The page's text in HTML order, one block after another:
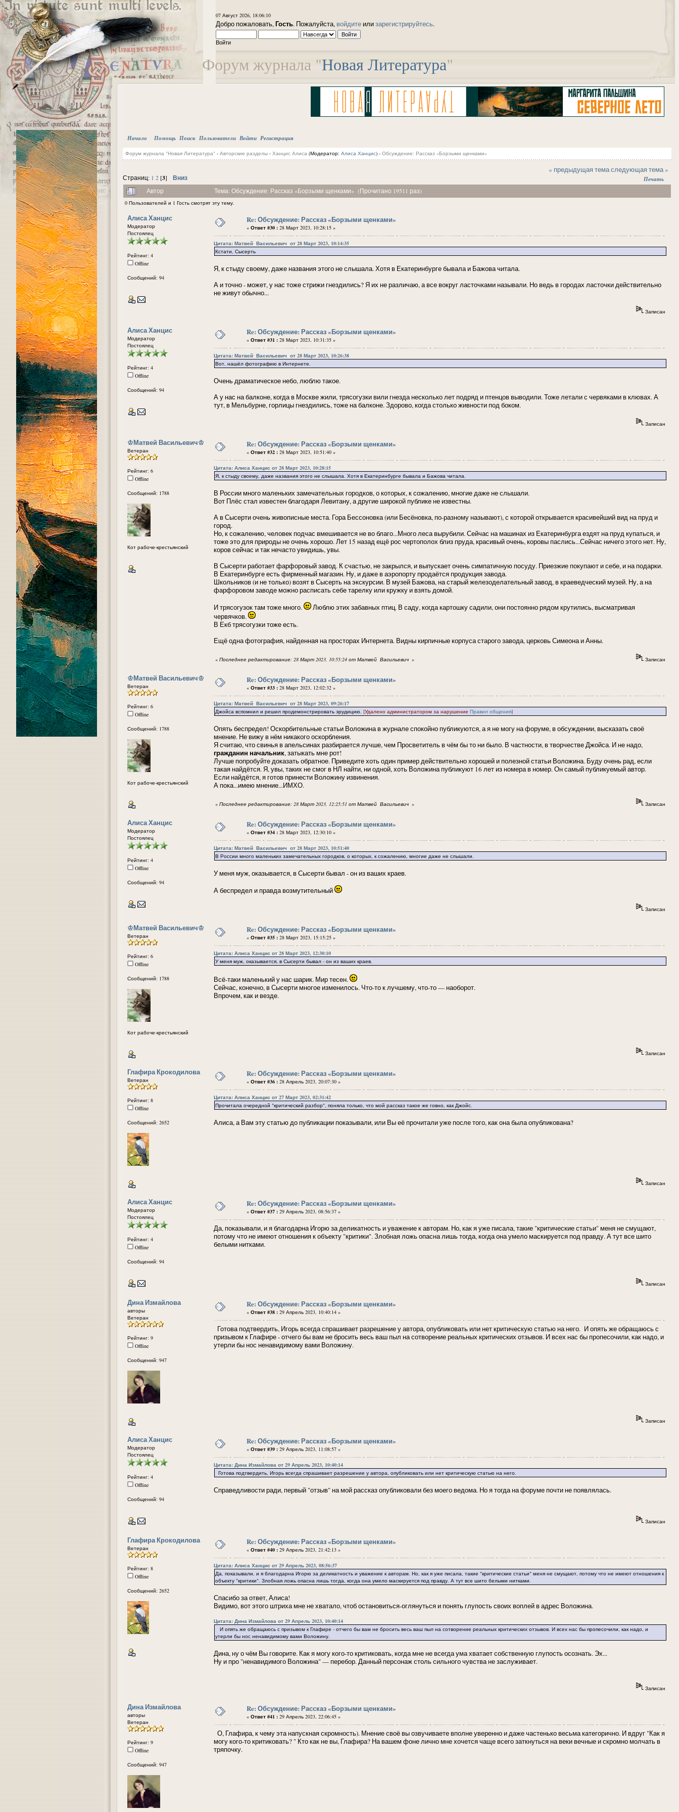
Форум журнала "Новая Литература"
07 Август 2026, 18:06:10
Добро пожаловать,Гость. Пожалуйста, войдите илизарегистрируйтесь.
Войти
Начало Помощь Поиск Пользователи Войти Регистрация
Форум журнала "Новая Литература"- Авторские разделы- Ханцис Алиса(Модератор: Алиса Ханцис) - Обсуждение: Рассказ «Борзыми щенками»
Страниц: 1 2 [3] Вниз
« предыдущая темаследующая тема »
Печать
Автор Тема: Обсуждение: Рассказ «Борзыми щенками» (Прочитано 19511 раз)
0 Пользователей и 1 Гость смотрят эту тему.
Алиса Ханцис
Модератор
Постоялец
Рейтинг: 4
Offline
Сообщений: 94
Re: Обсуждение: Рассказ «Борзыми щенками»
« Ответ #30 : 28 Март 2023, 10:28:15 »
Цитата: Матвей ᠌ ᠌Васильевич ᠌ от 28 Март 2023, 10:14:35
Кстати, Сысерть
Я, к стыду своему, даже названия этого не слышала. Хотя в Екатеринбурге бывала и Бажова читала.
А и точно - может, у нас тоже стрижи гнездились? Я их не различаю, а все вокруг ласточками называли. Но ведь в городах ласточки действительно
не живут обычно...
Записан
Алиса Ханцис
Модератор
Постоялец
Рейтинг: 4
Offline
Сообщений: 94
Re: Обсуждение: Рассказ «Борзыми щенками»
« Ответ #31 : 28 Март 2023, 10:31:35 »
Цитата: Матвей ᠌ ᠌Васильевич ᠌ от 28 Март 2023, 10:26:38
Вот, нашёл фотографию в Интернете.
Очень драматическое небо, люблю такое.
А у нас на балконе, когда в Москве жили, трясогузки вили гнезда несколько лет подряд и птенцов выводили. Тоже летали с червяками в клювах. А
тут, в Мельбурне, горлицы гнездились, тоже на балконе. Здорово, когда столько живности под боком.
Записан
᠌♔Матвей Васильевич♔
Ветеран
Рейтинг: 6
Offline
Сообщений: 1788
Кот рабоче-крестьянский
Re: Обсуждение: Рассказ «Борзыми щенками»
« Ответ #32 : 28 Март 2023, 10:51:40 »
Цитата: Алиса Ханцис от 28 Март 2023, 10:28:15
Я, к стыду своему, даже названия этого не слышала. Хотя в Екатеринбурге бывала и Бажова читала.
В России много маленьких замечательных городков, о которых, к сожалению, многие даже не слышали.
Вот Плёс стал известен благодаря Левитану, а другие широкой публике не известны.
А в Сысерти очень живописные места. Гора Бессоновка (или Бесёновка, по-разному называют), с которой открывается красивейший вид на пруд и
город.
Но, к сожалению, человек подчас вмешивается не во благо...Много леса вырубили. Сейчас на машинах из Екатеринбурга ездят на пруд купаться, и
тоже это для природы не очень хорошо. Лет 15 назад ещё рос чертополох близ пруда, красивый очень, коровы паслись...Сейчас ничего этого нет. Ну,
коров сейчас и так нечасто увидишь, увы.
В Сысерти работает фарфоровый завод. К счастью, не закрылся, и выпускает очень симпатичную посуду. Приезжие покупают и себе, и на подарки.
В Екатеринбурге есть фирменный магазин. Ну, и даже в аэропорту продаётся продукция завода.
Школьников (и не только) возят в Сысерть на экскурсии. В музей Бажова, на старый железоделательный завод, в краеведческий музей. Ну, а на
фарфоровом заводе можно расписать себе тарелку или кружку и взять домой.
И трясогузок там тоже много.
Люблю этих забавных птиц. В саду, когда картошку садили, они постоянно рядом крутились, высматривая
червячков.
В Екб трясогузки тоже есть.
Ещё одна фотография, найденная на просторах Интернета. Видны кирпичные корпуса старого завода, церковь Симеона и Анны.
« Последнее редактирование: 28 Март 2023, 10:55:24 от Матвей ᠌ ᠌Васильевич ᠌ » Записан
᠌♔Матвей Васильевич♔
Ветеран
Рейтинг: 6
Offline
Сообщений: 1788
Кот рабоче-крестьянский
Re: Обсуждение: Рассказ «Борзыми щенками»
« Ответ #33 : 28 Март 2023, 12:02:32 »
Цитата: Матвей ᠌ ᠌Васильевич ᠌ от 28 Март 2023, 09:26:17
Джойса вспомнил и решил продемонстрировать эрудицию. [Удалено администратором за нарушение Правил общения]
Опять беспредел! Оскорбительные статьи Воложина в журнале спокойно публикуются, а я не могу на форуме, в обсуждении, высказать своё
мнение. Не вижу в нём никакого оскорбления.
Я считаю, что свинья в апельсинах разбирается лучше, чем Просветитель в чём бы то ни было. В частности, в творчестве Джойса. И не надо,
гражданин начальник, затыкать мне рот!
Лучше попробуйте доказать обратное. Приведите хоть один пример действительно хорошей и полезной статьи Воложина. Буду очень рад, если
такая найдётся. Я, увы, таких не смог в НЛ найти, ни одной, хоть Воложина публикуют 16 лет из номера в номер. Он самый публикуемый автор.
Если найдётся, я готов принести Воложину извинения.
А пока...имею мнение...ИМХО.
« Последнее редактирование: 28 Март 2023, 12:25:51 от Матвей ᠌ ᠌Васильевич ᠌ » Записан
Алиса Ханцис
Модератор
Постоялец
Рейтинг: 4
Offline
Сообщений: 94
Re: Обсуждение: Рассказ «Борзыми щенками»
« Ответ #34 : 28 Март 2023, 12:30:10 »
Цитата: Матвей ᠌ ᠌Васильевич ᠌ от 28 Март 2023, 10:51:40
В России много маленьких замечательных городков, о которых, к сожалению, многие даже не слышали.
У меня муж, оказывается, в Сысерти бывал - он из ваших краев.
А беспредел и правда возмутительный
Записан
᠌♔Матвей Васильевич♔
Ветеран
Рейтинг: 6
Offline
Сообщений: 1788
Кот рабоче-крестьянский
Re: Обсуждение: Рассказ «Борзыми щенками»
« Ответ #35 : 28 Март 2023, 15:15:25 »
Цитата: Алиса Ханцис от 28 Март 2023, 12:30:10
У меня муж, оказывается, в Сысерти бывал - он из ваших краев.
Всё-таки маленький у нас шарик. Мир тесен.
Сейчас, конечно, в Сысерти многое изменилось. Что-то к лучшему, что-то — наоборот.
Впрочем, как и везде.
Записан
Глафира Крокодилова
Ветеран
Рейтинг: 8
Offline
Сообщений: 2652
Re: Обсуждение: Рассказ «Борзыми щенками»
« Ответ #36 : 28 Апрель 2023, 20:07:30 »
Цитата: Алиса Ханцис от 27 Март 2023, 02:31:42
Прочитала очередной "критический разбор", поняла только, что мой рассказ такое же говно, как Джойс.
Алиса, а Вам эту статью до публикации показывали, или Вы её прочитали уже после того, как она была опубликована?
Записан
Алиса Ханцис
Модератор
Постоялец
Рейтинг: 4
Offline
Сообщений: 94
Re: Обсуждение: Рассказ «Борзыми щенками»
« Ответ #37 : 29 Апрель 2023, 08:56:37 »
Да, показывали, и я благодарна Игорю за деликатность и уважение к авторам. Но, как я уже писала, такие "критические статьи" меня не смущают,
потому что не имеют отношения к объекту "критики". Злобная ложь опасна лишь тогда, когда она умело маскируется под правду. А тут все шито
белыми нитками.
Записан
Дина Измайлова
авторы
Ветеран
Рейтинг: 9
Offline
Сообщений: 947
Re: Обсуждение: Рассказ «Борзыми щенками»
« Ответ #38 : 29 Апрель 2023, 10:40:14 »
Готова подтвердить, Игорь всегда спрашивает разрешение у автора, опубликовать или нет критическую статью на него. И опять же обращаюсь с
призывом к Глафире - отчего бы вам не бросить весь ваш пыл на сотворение реальных критических отзывов. И всех нас бы пропесочили, как надо, и
утерли бы нос ненавидимому вами Воложину.
Записан
Алиса Ханцис
Модератор
Постоялец
Рейтинг: 4
Offline
Сообщений: 94
Re: Обсуждение: Рассказ «Борзыми щенками»
« Ответ #39 : 29 Апрель 2023, 11:08:57 »
Цитата: Дина Измайлова от 29 Апрель 2023, 10:40:14
Готова подтвердить, Игорь всегда спрашивает разрешение у автора, опубликовать или нет критическую статью на него.
Справедливости ради, первый "отзыв" на мой рассказ опубликовали без моего ведома. Но я тогда на форуме почти не появлялась.
Записан
Глафира Крокодилова
Ветеран
Рейтинг: 8
Offline
Сообщений: 2652
Re: Обсуждение: Рассказ «Борзыми щенками»
« Ответ #40 : 29 Апрель 2023, 21:42:13 »
Цитата: Алиса Ханцис от 29 Апрель 2023, 08:56:37
Да, показывали, и я благодарна Игорю за деликатность и уважение к авторам. Но, как я уже писала, такие "критические статьи" меня не смущают, потому что не имеют отношения к
объекту "критики". Злобная ложь опасна лишь тогда, когда она умело маскируется под правду. А тут все шито белыми нитками.
Спасибо за ответ, Алиса!
Видимо, вот этого штриха мне не хватало, чтоб остановиться-оглянуться и понять глупость своих воплей в адрес Воложина.
Цитата: Дина Измайлова от 29 Апрель 2023, 10:40:14
И опять же обращаюсь с призывом к Глафире - отчего бы вам не бросить весь ваш пыл на сотворение реальных критических отзывов. И всех нас бы пропесочили, как надо, и
утерли бы нос ненавидимому вами Воложину.
Дина, ну о чём Вы говорите. Как я могу кого-то критиковать, когда мне не всегда ума хватает собственную глупость осознать. Эх...
Ну и про "ненавидимого Воложина" — перебор. Данный персонаж столь сильного чувства не заслуживает.
Записан
Дина Измайлова
авторы
Ветеран
Рейтинг: 9
Offline
Сообщений: 947
Re: Обсуждение: Рассказ «Борзыми щенками»
« Ответ #41 : 29 Апрель 2023, 22:06:45 »
О, Глафира, к чему эта напускная скромность). Мнение своё вы озвучиваете вполне уверенно и даже частенько весьма категорично. И вдруг "Как я
могу кого-то критиковать? " Кто как не вы, Глафира? На вашем фоне лично мне хочется чаще всего заткнуться на веки вечные и скромно молчать в
тряпочку.